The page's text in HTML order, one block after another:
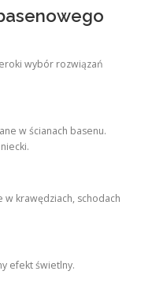
wybór rozwiązań
w ścianach basenu.
krawędziach, schodach
efekt świetlny.